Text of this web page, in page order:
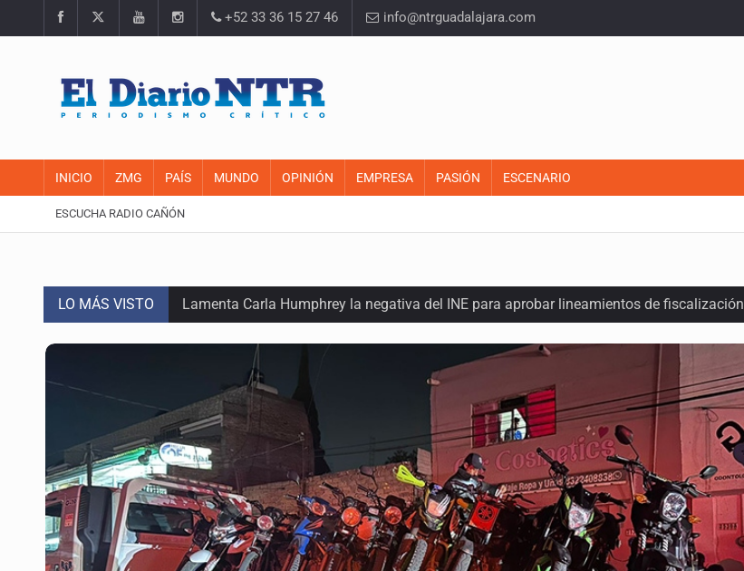
+52 33 36 15 27 46 info@ntrguadalajara.com
INICIO ZMG PAÍS MUNDO OPINIÓN EMPRESA PASIÓN ESCENARIO
ESCUCHA RADIO CAÑÓN
LO MÁS VISTO Lamenta Carla Humphrey la negativa del INE para aprobar lineamientos de fiscalización
Desapariciones en Jalisco, con complicidad de policías, afirma Lazos de Amor
Sorprende serpiente a mujer en su domicilio en Santa Teresita
Sheinbaum anticipa más detenciones por caso Ayotzinapa y promete justicia
Resalta Fujimori restablecimiento de relaciones con México
Asume Abelardo De la Espriella como Presidente de Colombia
Policías bajo la mira: La CEDHJ documenta su implicación en desapariciones forzadas
Procesan a el “R1”, presunto líder criminal en Jalisco y Michoacán